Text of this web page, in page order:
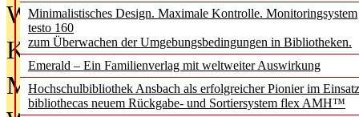
Minimalistisches Design. Maximale Kontrolle. Monitoringsystem
testo 160
zum Überwachen der Umgebungsbedingungen in Bibliotheken.
Emerald – Ein Familienverlag mit weltweiter Auswirkung
Hochschulbibliothek Ansbach als erfolgreicher Pionier im
bibliothecas neuem Rückgabe- und Sortiersystem flex AMH™
Was Hochschul­bibliotheken von
Kinder in der digitalen Welt
Metadaten als Infrastruktur